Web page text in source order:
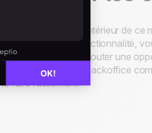
. Les actions à l'intérieur de
Grâce à cette fonctionnalité,
si vous devez ajouter une
ou que l'équipe backoffice
faire facilement.